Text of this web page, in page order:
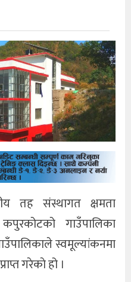
तह संस्थागत क्षमता
गाउँपालिका
स्वमूल्यांकनमा
गरेकाे हो ।